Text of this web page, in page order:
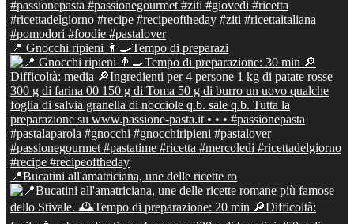
📍 Gnocchi ripieni 👨‍🍳Tempo di preparazi
📍Bucatini all'amatriciana, une delle ricette ro